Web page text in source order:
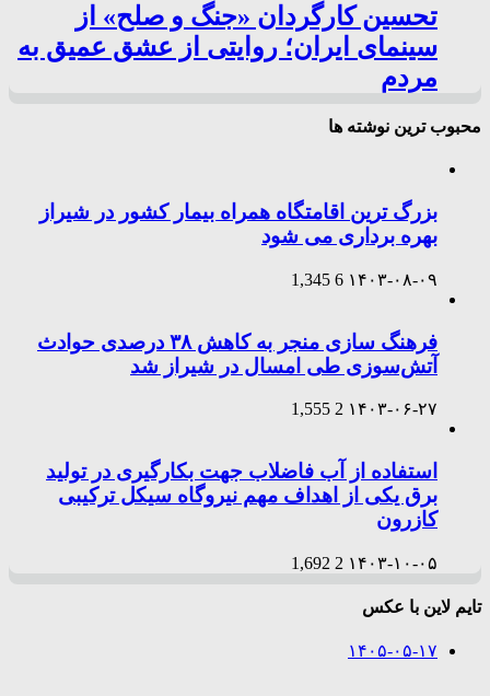
تحسین کارگردان «جنگ و صلح» از
سینمای ایران؛ روایتی از عشق عمیق به
مردم
محبوب ترین نوشته ها
بزرگ ترین اقامتگاه همراه بیمار کشور در شیراز
بهره برداری می شود
۱۴۰۳-۰۸-۰۹ 6
1,345
فرهنگ سازی منجر به کاهش ۳۸ درصدی حوادث
آتش‌سوزی طی امسال در شیراز شد
۱۴۰۳-۰۶-۲۷ 2
1,555
استفاده از آب فاضلاب جهت بکارگیری در تولید
برق یکی از اهداف مهم نیروگاه سیکل ترکیبی
کازرون
۱۴۰۳-۱۰-۰۵ 2
1,692
تایم لاین با عکس
۱۴۰۵-۰۵-۱۷